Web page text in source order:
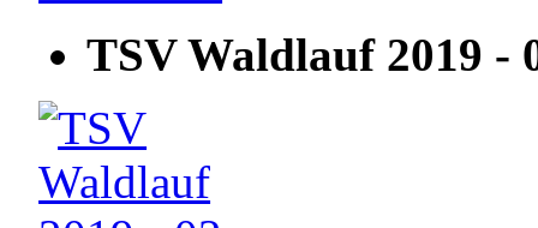
TSV Waldlauf 2019 -